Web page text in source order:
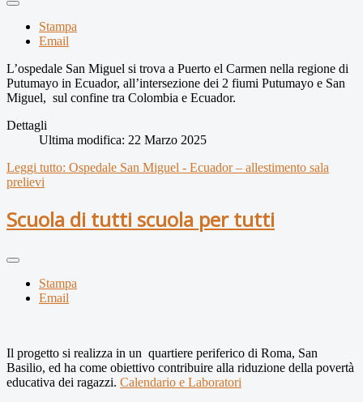
Stampa
Email
L’ospedale San Miguel si trova a Puerto el Carmen nella regione di
Putumayo in Ecuador, all’intersezione dei 2 fiumi Putumayo e San
Miguel, sul confine tra Colombia e Ecuador.
Dettagli
Ultima modifica: 22 Marzo 2025
Leggi tutto: Ospedale San Miguel - Ecuador – allestimento sala
prelievi
Scuola di tutti scuola per tutti
Stampa
Email
Il progetto si realizza in un quartiere periferico di Roma, San
Basilio, ed ha come obiettivo contribuire alla riduzione della povertà
educativa dei ragazzi. Calendario e Laboratori